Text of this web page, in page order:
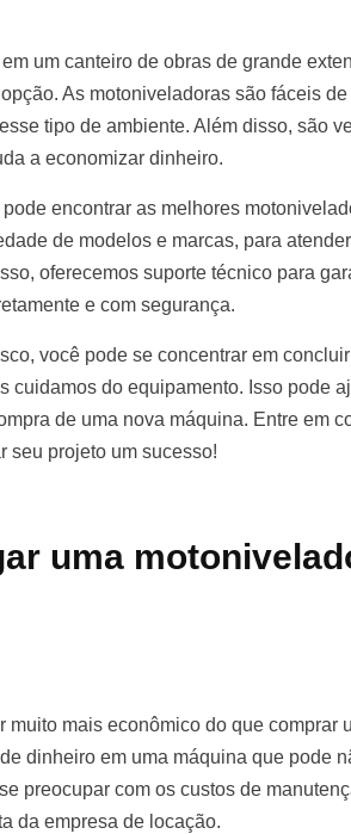
um canteiro de obras de grande
As motoniveladoras são fáceis
tipo de ambiente. Além disso, são
a economizar dinheiro.
encontrar as melhores
de modelos e marcas, para
oferecemos suporte técnico para
e com segurança.
você pode se concentrar em
cuidamos do equipamento. Isso pode
de uma nova máquina. Entre em
seu projeto um sucesso!
uma
mais econômico do que comprar
dinheiro em uma máquina que pode
preocupar com os custos de
da empresa de locação.